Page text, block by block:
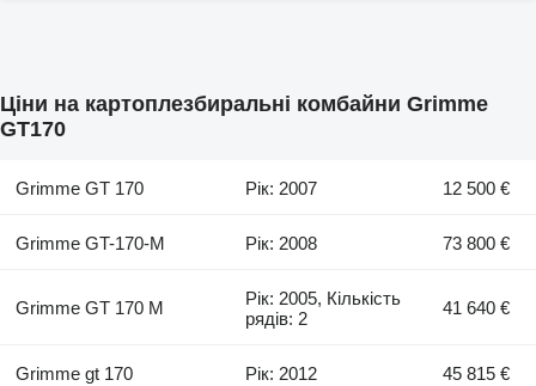
Ціни на картоплезбиральні комбайни Grimme
GT170
Grimme GT 170 Рік: 2007 12 500 €
Grimme GT-170-M Рік: 2008 73 800 €
Grimme GT 170 M
Рік: 2005, Кількість
рядів: 2
41 640 €
Grimme gt 170 Рік: 2012 45 815 €